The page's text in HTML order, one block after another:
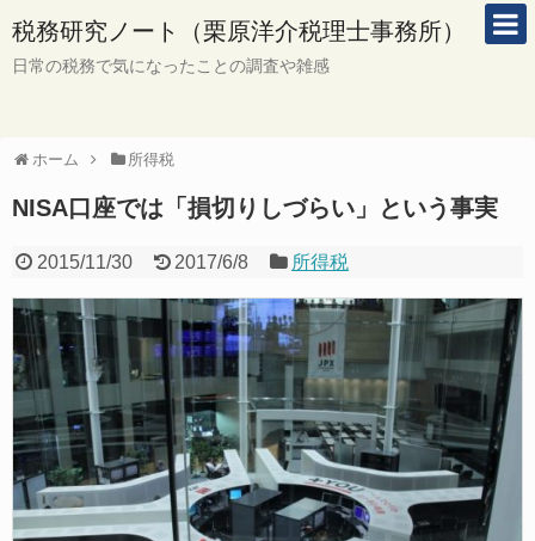
税務研究ノート（栗原洋介税理士事務所）
日常の税務で気になったことの調査や雑感
ホーム 所得税
NISA口座では「損切りしづらい」という事実
2015/11/30 2017/6/8 所得税